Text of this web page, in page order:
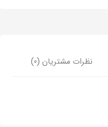
نظرات مشتریان (0)